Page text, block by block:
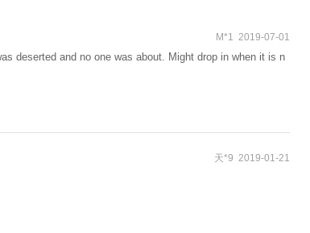
M*1 2019-07-01
deserted and no one was about. Might drop in when it is n
天*9 2019-01-21